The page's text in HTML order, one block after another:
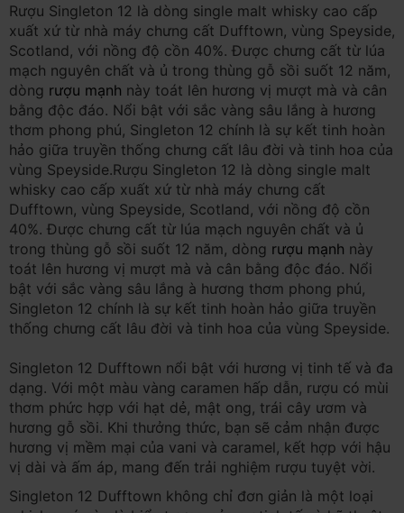
Rượu Singleton 12 là dòng single malt whisky cao cấp
xuất xứ từ nhà máy chưng cất Dufftown, vùng Speyside,
Scotland, với nồng độ cồn 40%. Được chưng cất từ lúa
mạch nguyên chất và ủ trong thùng gỗ sồi suốt 12 năm,
dòng rượu mạnh này toát lên hương vị mượt mà và cân
bằng độc đáo. Nổi bật với sắc vàng sâu lắng à hương
thơm phong phú, Singleton 12 chính là sự kết tinh hoàn
hảo giữa truyền thống chưng cất lâu đời và tinh hoa của
vùng Speyside.Rượu Singleton 12 là dòng single malt
whisky cao cấp xuất xứ từ nhà máy chưng cất
Dufftown, vùng Speyside, Scotland, với nồng độ cồn
40%. Được chưng cất từ lúa mạch nguyên chất và ủ
trong thùng gỗ sồi suốt 12 năm, dòng rượu mạnh này
toát lên hương vị mượt mà và cân bằng độc đáo. Nổi
bật với sắc vàng sâu lắng à hương thơm phong phú,
Singleton 12 chính là sự kết tinh hoàn hảo giữa truyền
thống chưng cất lâu đời và tinh hoa của vùng Speyside.
Singleton 12 Dufftown nổi bật với hương vị tinh tế và đa
dạng. Với một màu vàng caramen hấp dẫn, rượu có mùi
thơm phức hợp với hạt dẻ, mật ong, trái cây ươm và
hương gỗ sồi. Khi thưởng thức, bạn sẽ cảm nhận được
hương vị mềm mại của vani và caramel, kết hợp với hậu
vị dài và ấm áp, mang đến trải nghiệm rượu tuyệt vời.
Singleton 12 Dufftown không chỉ đơn giản là một loại